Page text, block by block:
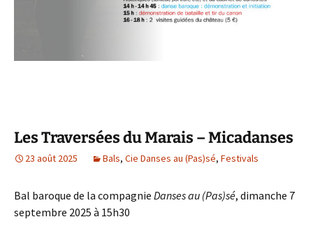
Les Traversées du Marais – Micadanses
23 août 2025 Bals, Cie Danses au (Pas)sé, Festivals
Bal baroque de la compagnie Danses au (Pas)sé, dimanche 7
septembre 2025 à 15h30